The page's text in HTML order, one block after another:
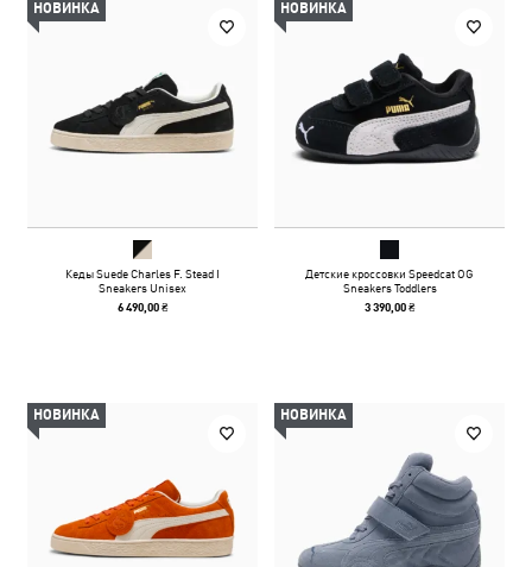
НОВИНКА
Кеды Suede Charles F. Stead I
Sneakers Unisex
6 490,00 ₴
НОВИНКА
Детские кроссовки Speedcat OG
Sneakers Toddlers
3 390,00 ₴
НОВИНКА НОВИНКА